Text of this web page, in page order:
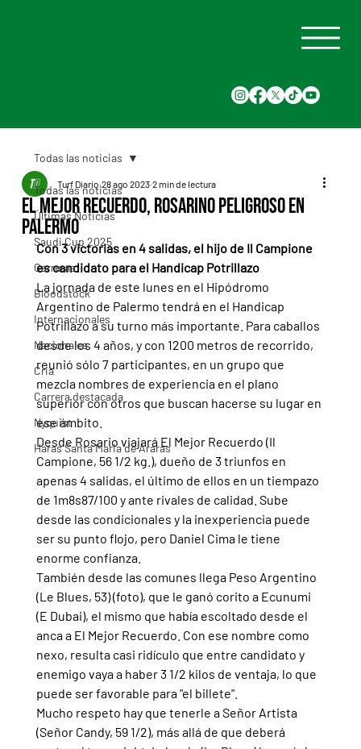
Todas las noticias
Últimas Noticias
Saudi Cup 2025
Carreras
Bloodstock
Internacionales
Nacionales
Cria
Carrera destacada
Nyquist
Haras Santa Maria de Araras
Todas las noticias
El Mejor Recuerdo, rosarino peligroso en
Palermo
Turf Diario 28 ago 2023 2 min de lectura
Con 3 victorias en 4 salidas, el hijo de Il Campione
es candidato para el Handicap Potrillazo
La jornada de este lunes en el Hipódromo
Argentino de Palermo tendrá en el Handicap
Potrillazo a su turno más importante. Para caballos
desde los 4 años, y con 1200 metros de recorrido,
reunió sólo 7 participantes, en un grupo que
mezcla nombres de experiencia en el plano
superior con otros que buscan hacerse su lugar en
ese ámbito.
Desde Rosario viajará El Mejor Recuerdo (Il
Campione, 56 1/2 kg.), dueño de 3 triunfos en
apenas 4 salidas, el último de ellos en un tiempazo
de 1m8s87/100 y ante rivales de calidad. Sube
desde las condicionales y la inexperiencia puede
ser su punto flojo, pero Daniel Cima le tiene
enorme confianza.
También desde las comunes llega Peso Argentino
(Le Blues, 53) (foto), que le ganó corito a Ecunumi
(E Dubai), el mismo que había escoltado desde el
anca a El Mejor Recuerdo. Con ese nombre como
nexo, resulta casi ridículo que entre candidato y
enemigo vaya a haber 3 1/2 kilos de ventaja, lo que
puede ser favorable para "el billete".
Mucho respeto hay que tenerle a Señor Artista
(Señor Candy, 59 1/2), más allá de que deberá